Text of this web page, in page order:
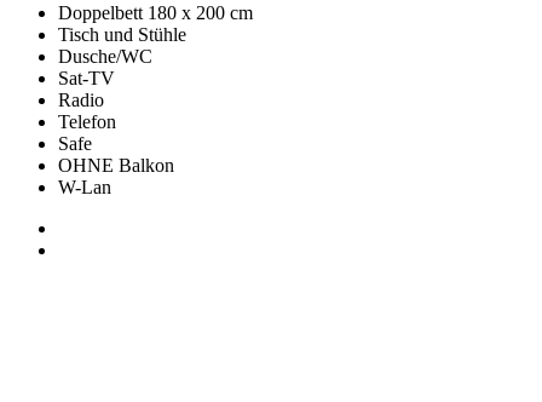
Doppelbett 180 x 200 cm
Tisch und Stühle
Dusche/WC
Sat-TV
Radio
Telefon
Safe
OHNE Balkon
W-Lan